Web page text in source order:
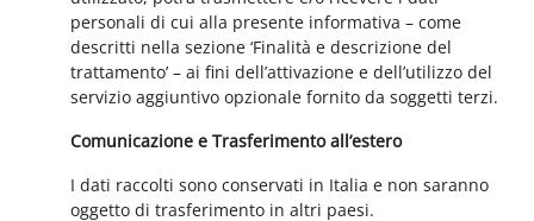
personali di cui alla presente informativa – come
descritti nella sezione ‘Finalità e descrizione del
trattamento’ – ai fini dell’attivazione e dell’utilizzo del
servizio aggiuntivo opzionale fornito da soggetti terzi.
Comunicazione e Trasferimento all’estero
I dati raccolti sono conservati in Italia e non saranno
oggetto di trasferimento in altri paesi.